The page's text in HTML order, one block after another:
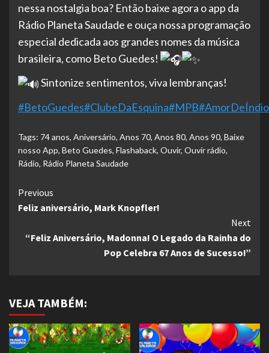
nessa nostalgia boa? Então baixe agora o app da
Rádio Planeta Saudade e ouça nossa programação
especial dedicada aos grandes nomes da música
brasileira, como Beto Guedes!
Sintonize sentimentos, viva lembranças!
#BetoGuedes#ClubeDaEsquina#MPB#AmorDeÍndio
Tags: 74 anos, Aniversário, Anos 70, Anos 80, Anos 90, Baixe
nosso App, Beto Guedes, Flashaback, Ouvir, Ouvir rádio,
Rádio, Rádio Planeta Saudade
Continue
Reading
Previous
Feliz aniversário, Mark Knopfler!
Next
“Feliz Aniversário, Madonna! O Legado da Rainha do
Pop Celebra 67 Anos de Sucesso!”
VEJA TAMBÉM: